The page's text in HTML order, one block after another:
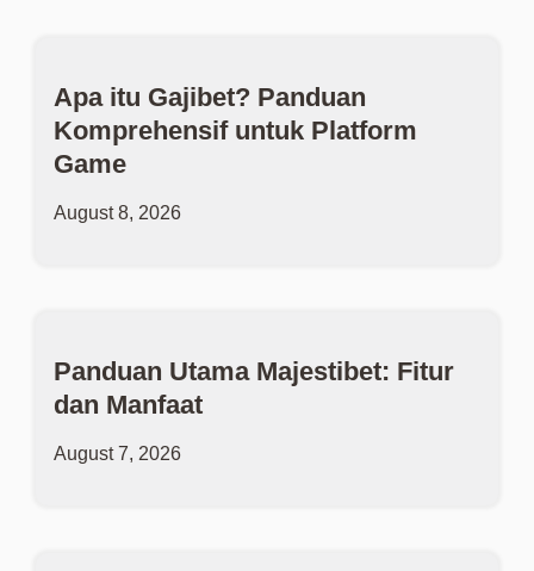
Apa itu Gajibet? Panduan
Komprehensif untuk Platform
Game
August 8, 2026
Panduan Utama Majestibet: Fitur
dan Manfaat
August 7, 2026